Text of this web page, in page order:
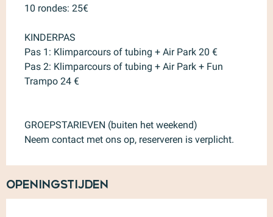
10 rondes: 25€
KINDERPAS
Pas 1: Klimparcours of tubing + Air Park 20 €
Pas 2: Klimparcours of tubing + Air Park + Fun
Trampo 24 €
GROEPSTARIEVEN (buiten het weekend)
Neem contact met ons op, reserveren is verplicht.
Openingstijden